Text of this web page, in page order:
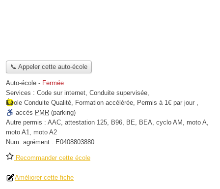
📞 Appeler cette auto-école
Auto-école - Fermée
Services : Code sur internet, Conduite supervisée,
École Conduite Qualité, Formation accélérée, Permis à 1€ par jour ,
accès PMR (parking)
Autre permis : AAC, attestation 125, B96, BE, BEA, cyclo AM, moto A,
moto A1, moto A2
Num. agrément : E0408803880
Recommander cette école
Améliorer cette fiche